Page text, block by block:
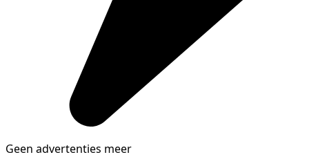
Geen advertenties meer